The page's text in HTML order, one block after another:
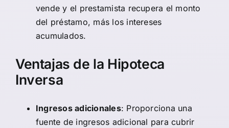
vende y el prestamista recupera el monto
del préstamo, más los intereses
acumulados.
Ventajas de la Hipoteca
Inversa
Ingresos adicionales: Proporciona una
fuente de ingresos adicional para cubrir